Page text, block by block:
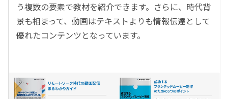
う複数の要素で教材を紹介できます。さらに、時代背
景も相まって、動画はテキストよりも情報伝達として
優れたコンテンツとなっています。